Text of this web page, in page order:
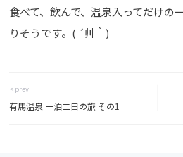
食べて、飲んで、温泉入ってだけの
りそうです。( ´艸｀)
< prev
有馬温泉 一泊二日の旅 その1